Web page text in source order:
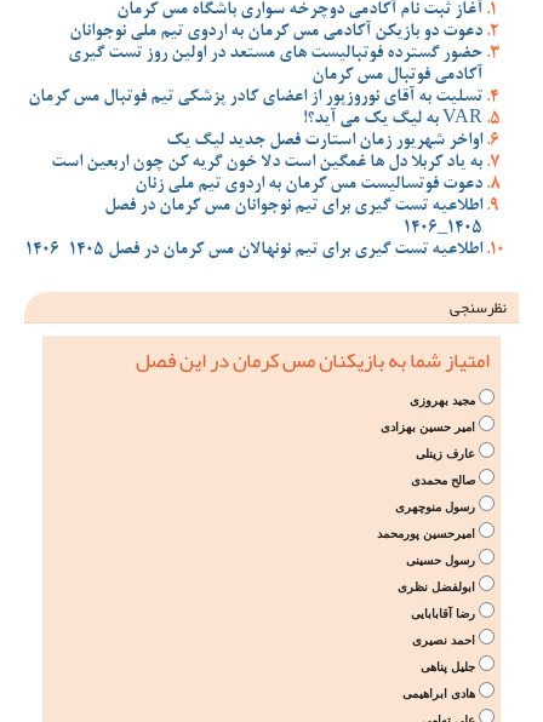
آغاز ثبت نام آکادمی دوچرخه سواری باشگاه مس کرمان
دعوت دو بازیکن آکادمی مس کرمان به اردوی تیم ملی نوجوانان
حضور گسترده فوتبالیست های مستعد در اولین روز تست گیری
آکادمی فوتبال مس کرمان
تسلیت به آقای نوروزپور از اعضای کادر پزشکی تیم فوتبال مس کرمان
VAR به لیگ یک می آید؟!
اواخر شهریور زمان استارت فصل جدید لیگ یک
به یاد کربلا دل ها غمگین است دلا خون گریه کن چون اربعین است
دعوت فوتسالیست مس کرمان به اردوی تیم ملی زنان
اطلاعیه تست گیری برای تیم نوجوانان مس کرمان در فصل
1405_1406
اطلاعیه تست گیری برای تیم نونهالان مس کرمان در فصل 1405-1406
نظرسنجی
امتیاز شما به بازیکنان مس کرمان در این فصل
مجید بهروزی
امیر حسین بهزادی
عارف زینلی
صالح محمدی
رسول منوچهری
امیرحسین پورمحمد
رسول حسینی
ابولفضل نظری
رضا آقابابایی
احمد نصیری
جلیل پناهی
هادی ابراهیمی